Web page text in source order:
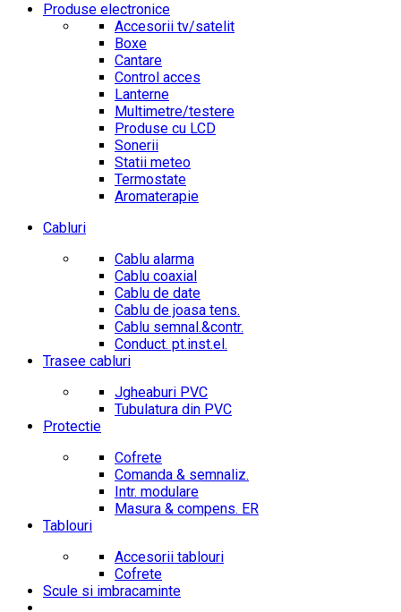
Produse electronice
Accesorii tv/satelit
Boxe
Cantare
Control acces
Lanterne
Multimetre/testere
Produse cu LCD
Sonerii
Statii meteo
Termostate
Aromaterapie
Cabluri
Cablu alarma
Cablu coaxial
Cablu de date
Cablu de joasa tens.
Cablu semnal.&contr.
Conduct. pt.inst.el.
Trasee cabluri
Jgheaburi PVC
Tubulatura din PVC
Protectie
Cofrete
Comanda & semnaliz.
Intr. modulare
Masura & compens. ER
Tablouri
Accesorii tablouri
Cofrete
Scule si imbracaminte